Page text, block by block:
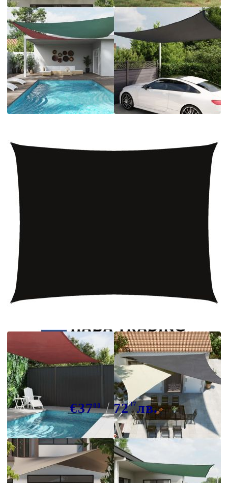
Сподели Tweet
Платно-сенник, Оксфорд текстил,
правоъгълно, 3,5x4,5 м, черно
€3700 7237лв.
В наличност: 56 бр.
Време за доставка: 5 до 9 дни